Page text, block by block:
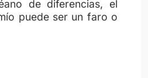
de diferencias, el
puede ser un faro o